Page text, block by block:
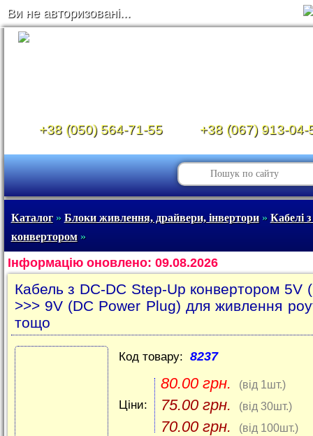
Ви не авторизовані...
+38 (050) 564-71-55 +38 (067) 913-04-
Каталог» Блоки живлення, драйвери, інвертори» Кабелі
конвертором»
Інформацію оновлено: 09.08.2026
Кабель з DC-DC Step-Up конвертором 5V
>>> 9V (DC Power Plug) для живлення
тощо
Код товару: 8237
Ціни:
80.00 грн. (від 1шт.)
75.00 грн. (від 30шт.)
70.00 грн. (від 100шт.)